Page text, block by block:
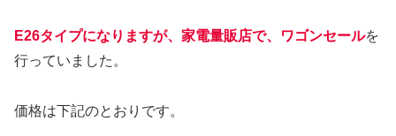
E26タイプになりますが、家電量販店で、ワゴンセールを
行っていました。
価格は下記のとおりです。